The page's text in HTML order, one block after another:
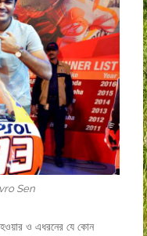
Sen
ও এধরনের যে কোন